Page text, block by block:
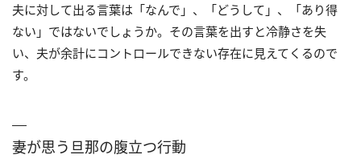
夫に対して出る言葉は「なんで」、「どうして」、「あり得
ない」ではないでしょうか。その言葉を出すと冷静さを失
い、夫が余計にコントロールできない存在に見えてくるので
す。
妻が思う旦那の腹立つ行動